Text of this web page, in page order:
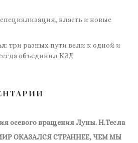
власть и новые
три разных пути вели к одной и
объединил КЭД
осевого вращения Луны. Н.Тесла
ОКАЗАЛСЯ СТРАННЕЕ, ЧЕМ МЫ